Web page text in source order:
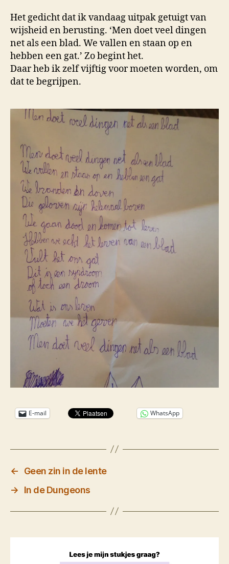
Het gedicht dat ik vandaag uitpak getuigt van
wijsheid en berusting. ‘Men doet veel dingen
net als een blad. We vallen en staan op en
hebben een gat.’ Zo begint het.
Daar heb ik zelf vijftig voor moeten worden, om
dat te begrijpen.
E-mail WhatsApp
←
Geen zin in de lente
→
In de Dungeons